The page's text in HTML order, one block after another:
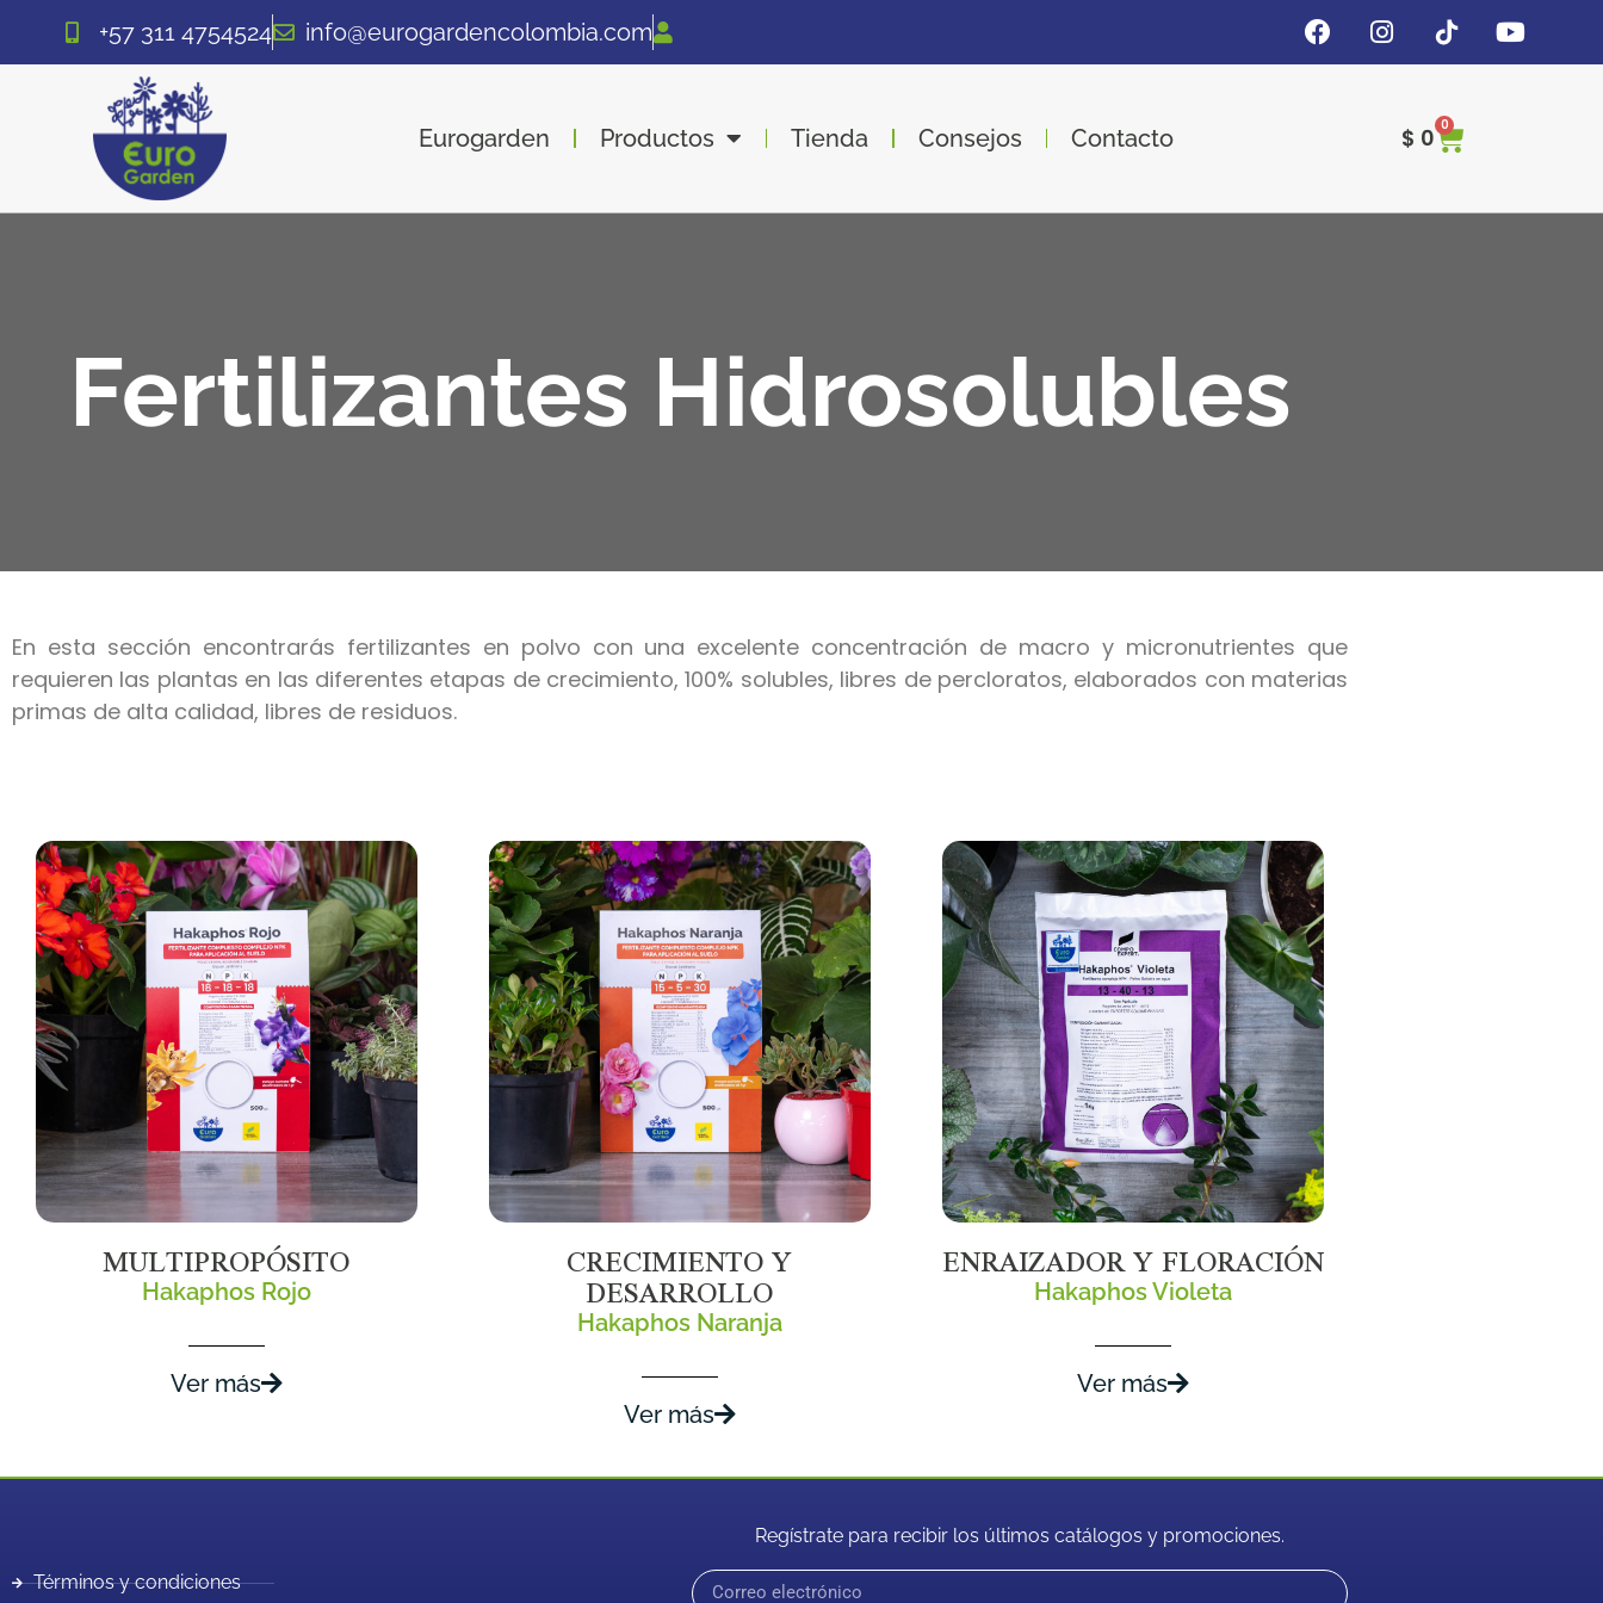
+57 311 4754524 info@eurogardencolombia.com
Eurogarden Productos Tienda Consejos Contacto $ 0 0
Fertilizantes Hidrosolubles
En esta sección encontrarás fertilizantes en polvo con una excelente concentración de macro y micronutrientes que
requieren las plantas en las diferentes etapas de crecimiento, 100% solubles, libres de percloratos, elaborados con materias
primas de alta calidad, libres de residuos.
MULTIPROPÓSITO
Hakaphos Rojo
Ver más
CRECIMIENTO Y
DESARROLLO
Hakaphos Naranja
Ver más
ENRAIZADOR Y FLORACIÓN
Hakaphos Violeta
Ver más
Términos y condiciones
Regístrate para recibir los últimos catálogos y promociones.